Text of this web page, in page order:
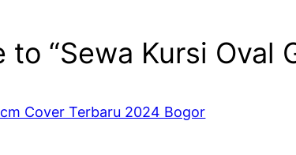
to “Sewa Kursi Oval
Cover Terbaru 2024 Bogor